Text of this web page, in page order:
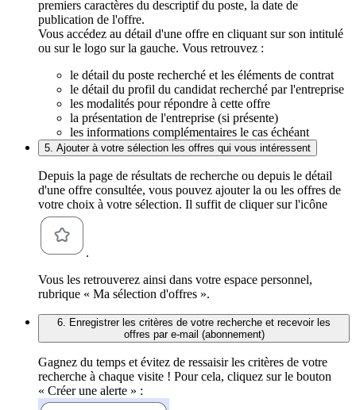
premiers caractères du descriptif du poste, la date de
publication de l'offre.
Vous accédez au détail d'une offre en cliquant sur son intitulé
ou sur le logo sur la gauche. Vous retrouvez :
le détail du poste recherché et les éléments de contrat
le détail du profil du candidat recherché par l'entreprise
les modalités pour répondre à cette offre
la présentation de l'entreprise (si présente)
les informations complémentaires le cas échéant
5. Ajouter à votre sélection les offres qui vous intéressent
Depuis la page de résultats de recherche ou depuis le détail
d'une offre consultée, vous pouvez ajouter la ou les offres de
votre choix à votre sélection. Il suffit de cliquer sur l'icône
.
Vous les retrouverez ainsi dans votre espace personnel,
rubrique « Ma sélection d'offres ».
6. Enregistrer les critères de votre recherche et recevoir les
offres par e-mail (abonnement)
Gagnez du temps et évitez de ressaisir les critères de votre
recherche à chaque visite ! Pour cela, cliquez sur le bouton
« Créer une alerte » :